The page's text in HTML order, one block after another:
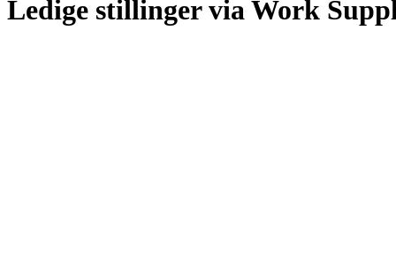
Ledige stillinger via Work